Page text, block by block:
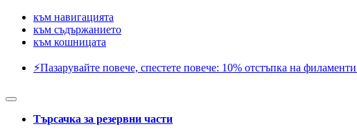
към навигацията
към съдържанието
към кошницата
⚡️Пазарувайте повече, спестете повече: 10% отстъпка на
Търсачка за резервни части